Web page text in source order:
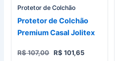
Protetor de Colchão
Protetor de Colchão
Premium Casal Jolitex
R$107,00 O
R$ 101,65O